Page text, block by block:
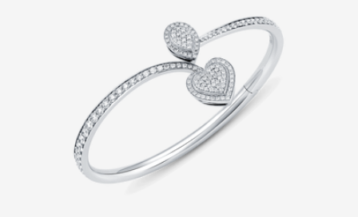
العثور على متجر
حجز موعد